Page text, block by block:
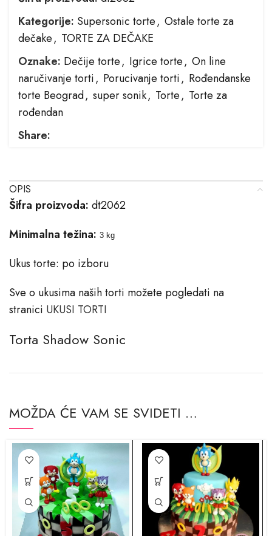
Kategorije: Supersonic torte, Ostale torte za
dečake, TORTE ZA DEČAKE
Oznake: Dečije torte, Igrice torte, On line
naručivanje torti, Porucivanje torti, Rođendanske
torte Beograd, super sonik, Torte, Torte za
rođendan
Share:
OPIS
Šifra proizvoda: dt2062
Minimalna težina: 3 kg
Ukus torte: po izboru
Sve o ukusima naših torti možete pogledati na
stranici ​UKUSI TORTI
Torta Shadow Sonic
MOŽDA ĆE VAM SE SVIDETI …